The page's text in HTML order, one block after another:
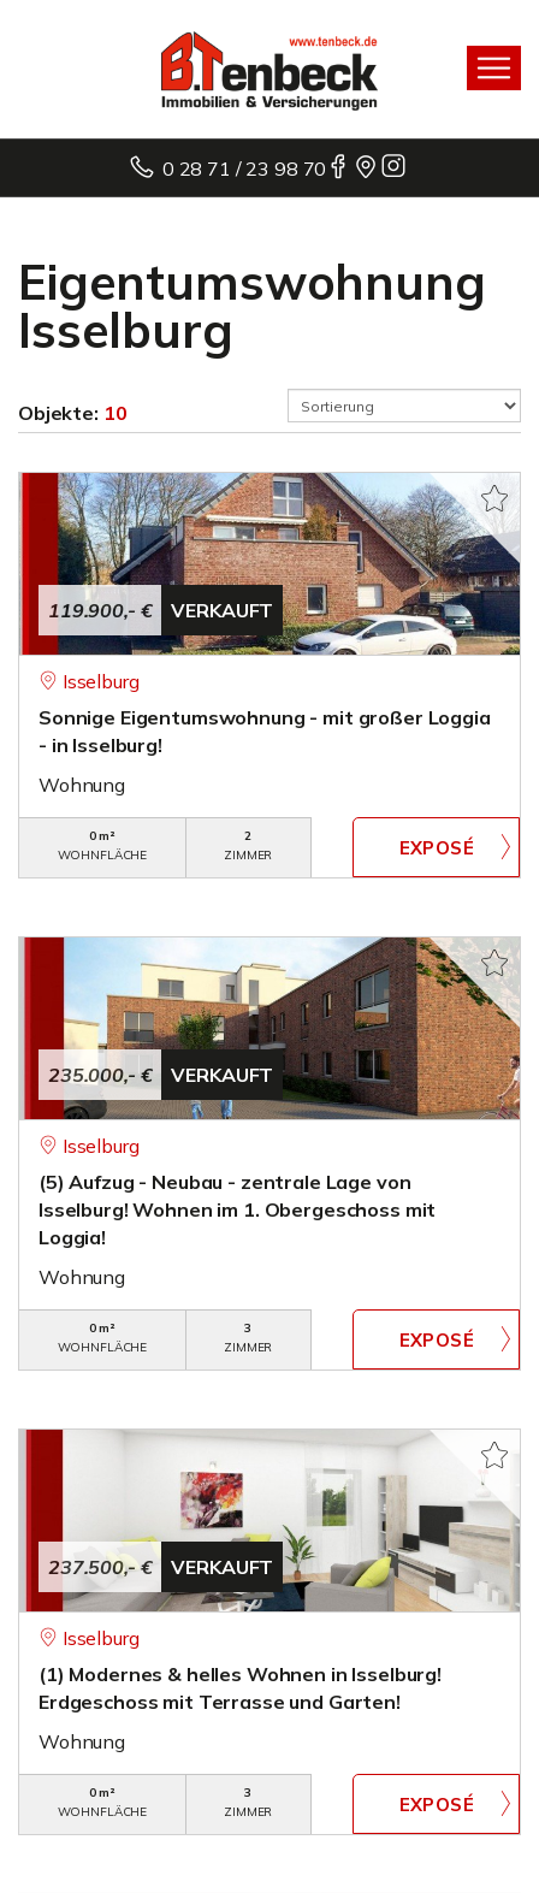
0 28 71 / 23 98 70
Eigentumswohnung
Isselburg
Objekte: 10
119.900,- € VERKAUFT
Isselburg
Sonnige Eigentumswohnung - mit großer Loggia
- in Isselburg!
Wohnung
0 m²
WOHNFLÄCHE
2
ZIMMER
235.000,- € VERKAUFT
Isselburg
(5) Aufzug - Neubau - zentrale Lage von
Isselburg! Wohnen im 1. Obergeschoss mit
Loggia!
Wohnung
0 m²
WOHNFLÄCHE
3
ZIMMER
237.500,- € VERKAUFT
Isselburg
(1) Modernes & helles Wohnen in Isselburg!
Erdgeschoss mit Terrasse und Garten!
Wohnung
0 m²
WOHNFLÄCHE
3
ZIMMER